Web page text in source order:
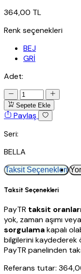
364,00 TL
Renk seçenekleri
BEJ
GRİ
Adet:
Sepete Ekle
Paylaş
Seri:
BELLA
Taksit Seçenekleri
Taksit Seçenekleri
PayTR taksit
yok, zaman aşımı
sorgulamakapalı
bilgilerini kaydederek
PayTR panelinden
Referans tutar: